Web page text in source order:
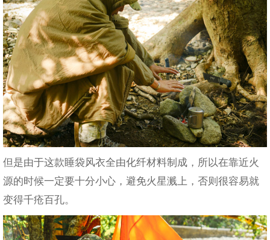
但是由于这款睡袋风衣全由化纤材料制成，所以在靠近火
源的时候一定要十分小心，避免火星溅上，否则很容易就
变得千疮百孔。